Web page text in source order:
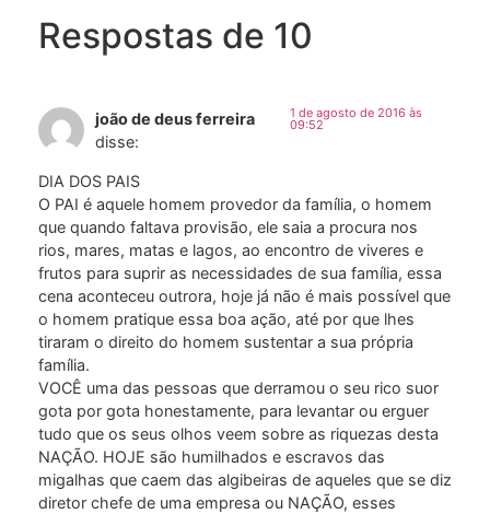
Respostas de 10
joão de deus ferreira
disse:
1 de agosto de 2016 às
09:52
DIA DOS PAIS
O PAI é aquele homem provedor da família, o homem
que quando faltava provisão, ele saia a procura nos
rios, mares, matas e lagos, ao encontro de viveres e
frutos para suprir as necessidades de sua família, essa
cena aconteceu outrora, hoje já não é mais possível que
o homem pratique essa boa ação, até por que lhes
tiraram o direito do homem sustentar a sua própria
família.
VOCÊ uma das pessoas que derramou o seu rico suor
gota por gota honestamente, para levantar ou erguer
tudo que os seus olhos veem sobre as riquezas desta
NAÇÃO. HOJE são humilhados e escravos das
migalhas que caem das algibeiras de aqueles que se diz
diretor chefe de uma empresa ou NAÇÃO, esses